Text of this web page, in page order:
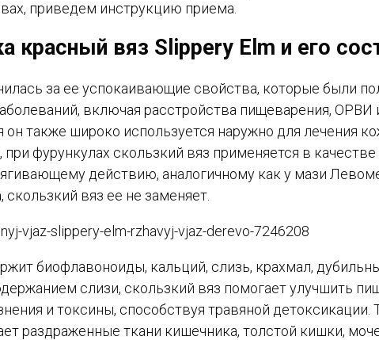
приведем инструкцию приема.
красный вяз Slippery Elm и его
за ее успокаивающие свойства, которые были
включая расстройства пищеварения,
также широко используется наружно для лечения
фурункулах скользкий вяз применяется в
действию, аналогичному как у мази
вяз ее не заменяет.
биофлавоноиды, кальций, слизь, крахмал,
слизи, скользкий вяз помогает улучшить
и токсины, способствуя травяной
раздраженные ткани кишечника, толстой кишки,